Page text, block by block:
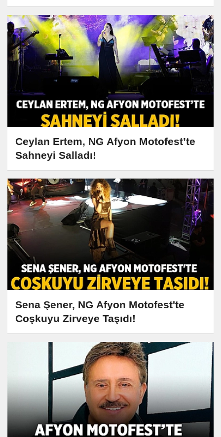
Ceylan Ertem, NG Afyon Motofest’te
Sahneyi Salladı!
Sena Şener, NG Afyon Motofest'te
Coşkuyu Zirveye Taşıdı!